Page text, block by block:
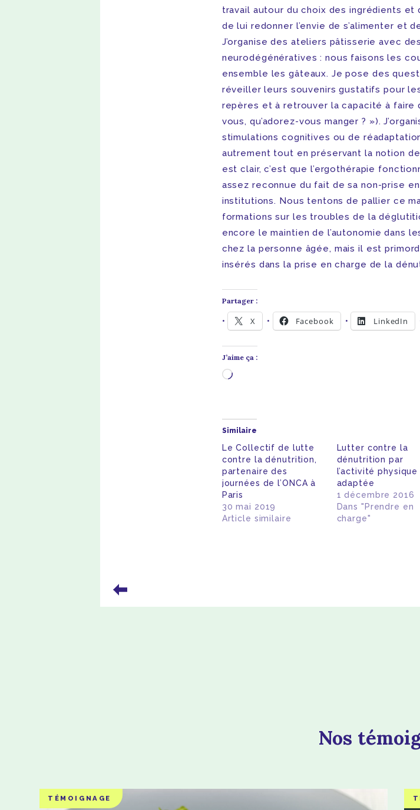
travail autour du choix des ingrédients et
de lui redonner l’envie de s’alimenter et
J’organise des ateliers pâtisserie avec
neurodégénératives : nous faisons les
ensemble les gâteaux. Je pose des
réveiller leurs souvenirs gustatifs pour
repères et à retrouver la capacité à faire
vous, qu’adorez-vous manger ? »).
stimulations cognitives ou de
autrement tout en préservant la notion
est clair, c’est que l’ergothérapie
assez reconnue du fait de sa non-prise
institutions. Nous tentons de pallier ce
formations sur les troubles de la
encore le maintien de l’autonomie dans
chez la personne âgée, mais il est
insérés dans la prise en charge de la
Partager :
X Facebook LinkedIn
J’aime ça :
Similaire
Le Collectif de lutte
contre la dénutrition,
partenaire des
journées de l’ONCA à
Paris
30 mai 2019
Article similaire
Lutter contre la
dénutrition par
l’activité physique
adaptée
1 décembre 2016
Dans "Prendre en
charge"
Nos
TÉMOIGNAGE